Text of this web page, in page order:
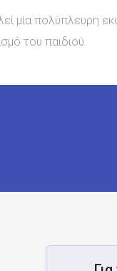
μία πολύπλευρη
του παιδιού.